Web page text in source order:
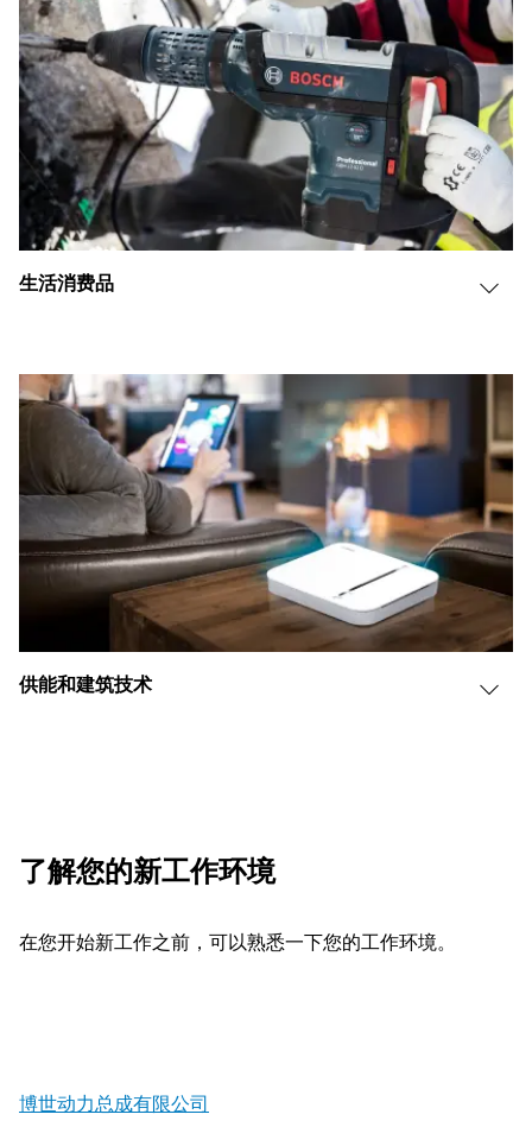
生活消费品
供能和建筑技术
了解您的新工作环境
在您开始新工作之前，可以熟悉一下您的工作环境。
博世动力总成有限公司